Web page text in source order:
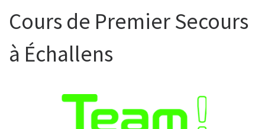
Cours de Premier Secours
à Échallens